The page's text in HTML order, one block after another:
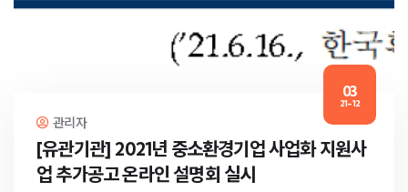
03
21-12
관리자
[유관기관] 2021년 중소환경기업 사업화 지원사
업 추가공고 온라인 설명회 실시